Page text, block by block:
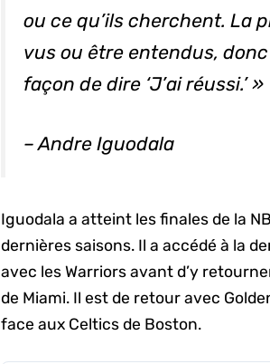
ou ce qu’ils cherchent. La
vus ou être entendus,
façon de dire ‘J’ai réussi.’ »
– Andre Iguodala
Iguodala a atteint les finales de la
dernières saisons. Il a accédé à la
avec les Warriors avant d’y
de Miami. Il est de retour avec
face aux Celtics de Boston.